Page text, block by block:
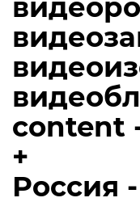
content
+
Россия